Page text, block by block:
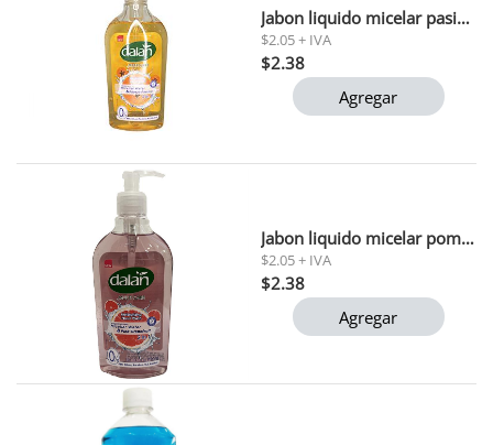
Jabon liquido micelar pasion papaya dalan 400 ml
$2.05 + IVA
$2.38
Agregar
Jabon liquido micelar pomelo rojo dalan 400 ml
$2.05 + IVA
$2.38
Agregar